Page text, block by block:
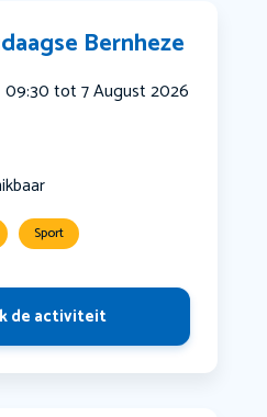
Bernheze
tot 7 August 2026
Sport
de activiteit